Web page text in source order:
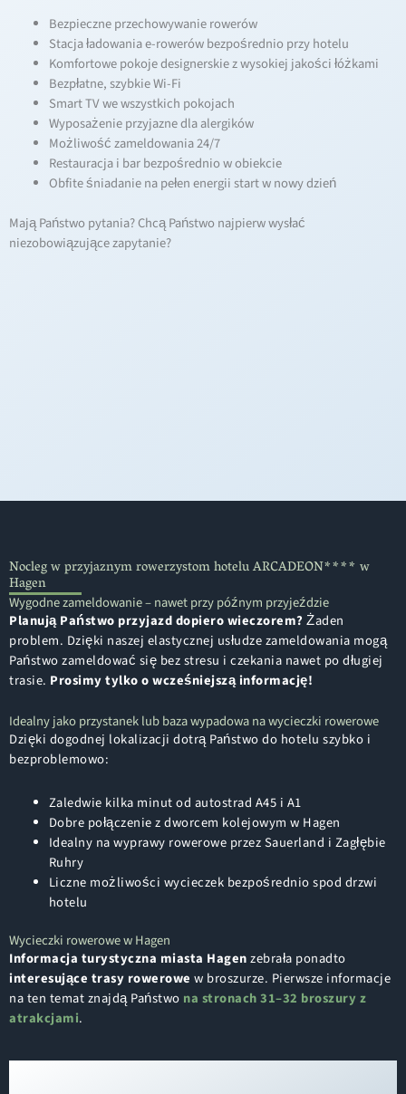
Bezpieczne przechowywanie rowerów
Stacja ładowania e-rowerów bezpośrednio przy hotelu
Komfortowe pokoje designerskie z wysokiej jakości łóżkami
Bezpłatne, szybkie Wi-Fi
Smart TV we wszystkich pokojach
Wyposażenie przyjazne dla alergików
Możliwość zameldowania 24/7
Restauracja i bar bezpośrednio w obiekcie
Obfite śniadanie na pełen energii start w nowy dzień
Mają Państwo pytania? Chcą Państwo najpierw wysłać
niezobowiązujące zapytanie?
Nocleg w przyjaznym rowerzystom hotelu ARCADEON**** w
Hagen
Wygodne zameldowanie – nawet przy późnym przyjeździe
Planują Państwo przyjazd dopiero wieczorem? Żaden
problem. Dzięki naszej elastycznej usłudze zameldowania mogą
Państwo zameldować się bez stresu i czekania nawet po długiej
trasie. Prosimy tylko o wcześniejszą informację!
Idealny jako przystanek lub baza wypadowa na wycieczki rowerowe
Dzięki dogodnej lokalizacji dotrą Państwo do hotelu szybko i
bezproblemowo:
Zaledwie kilka minut od autostrad A45 i A1
Dobre połączenie z dworcem kolejowym w Hagen
Idealny na wyprawy rowerowe przez Sauerland i Zagłębie
Ruhry
Liczne możliwości wycieczek bezpośrednio spod drzwi
hotelu
Wycieczki rowerowe w Hagen
Informacja turystyczna miasta Hagenzebrała ponadto
interesujące trasy rowerowe w broszurze. Pierwsze informacje
na ten temat znajdą Państwo na stronach 31–32 broszury z
atrakcjami.